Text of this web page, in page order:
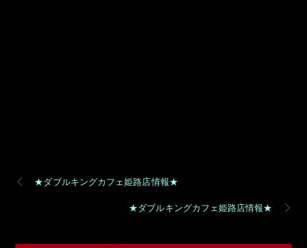
★ダブルキングカフェ姫路店情報★
★ダブルキングカフェ姫路店情報★